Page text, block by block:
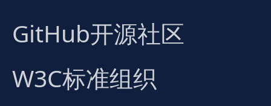
GitHub开源社区
W3C标准组织